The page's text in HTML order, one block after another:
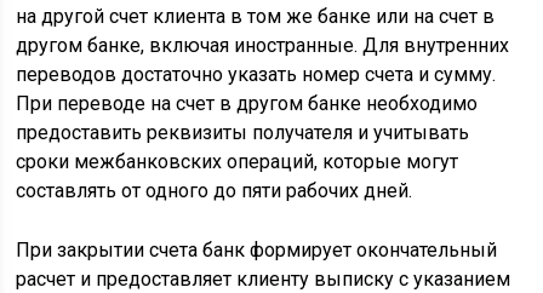
на другой счет клиента в том же банке или на счет в
другом банке, включая иностранные. Для внутренних
переводов достаточно указать номер счета и сумму.
При переводе на счет в другом банке необходимо
предоставить реквизиты получателя и учитывать
сроки межбанковских операций, которые могут
составлять от одного до пяти рабочих дней.
При закрытии счета банк формирует окончательный
расчет и предоставляет клиенту выписку с указанием